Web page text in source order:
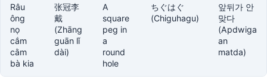
Râu
ông
nọ
cắm
cằm
bà kia
张冠李
戴
(Zhāng
guān lǐ
dài)
A
square
peg in
a
round
hole
ちぐはぐ
(Chiguhagu)
앞뒤가 안
맞다
(Apdwiga
an
matda)